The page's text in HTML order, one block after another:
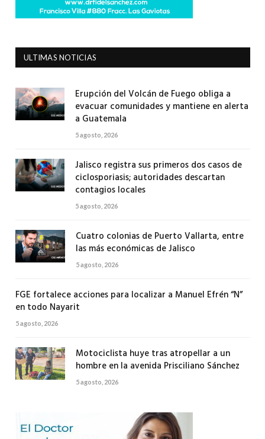
ULTIMAS NOTICIAS
Erupción del Volcán de Fuego obliga a
evacuar comunidades y mantiene en alerta
a Guatemala
5 agosto, 2026
Jalisco registra sus primeros dos casos de
ciclosporiasis; autoridades descartan
contagios locales
5 agosto, 2026
Cuatro colonias de Puerto Vallarta, entre
las más económicas de Jalisco
5 agosto, 2026
FGE fortalece acciones para localizar a Manuel Efrén “N”
en todo Nayarit
5 agosto, 2026
Motociclista huye tras atropellar a un
hombre en la avenida Prisciliano Sánchez
5 agosto, 2026